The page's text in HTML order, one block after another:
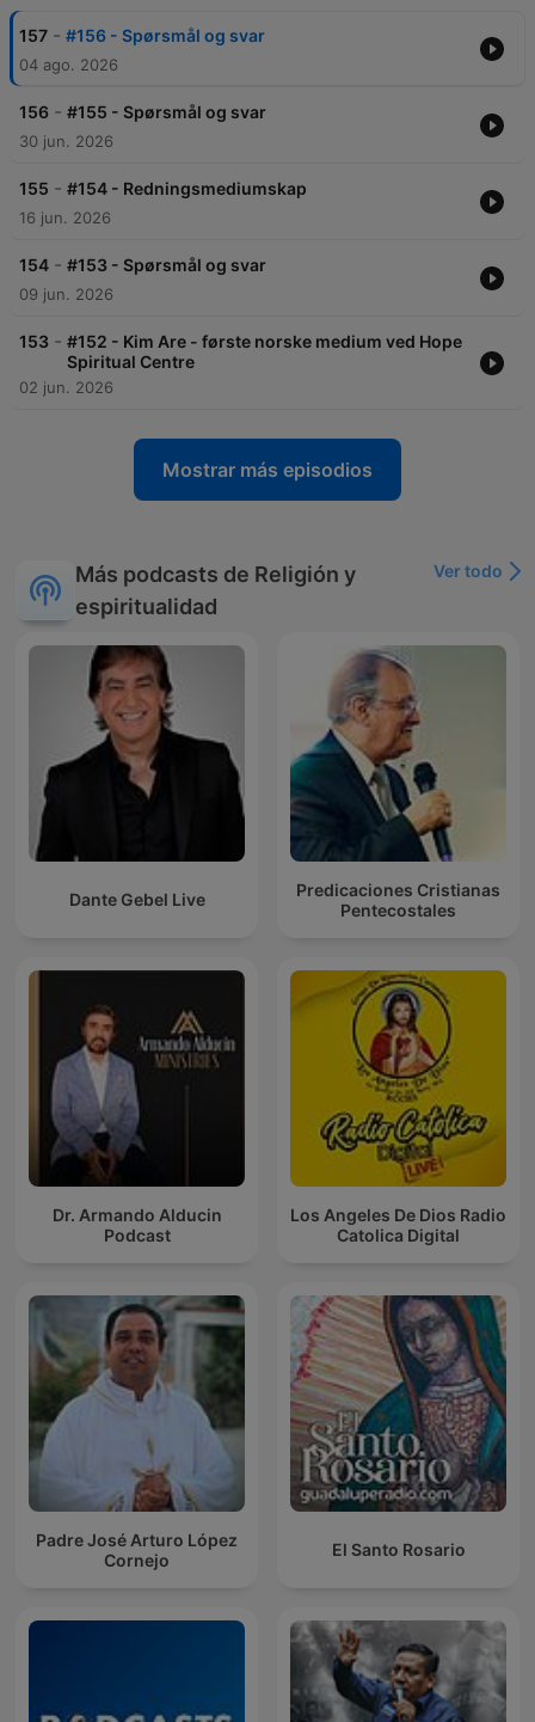
157 - #156 - Spørsmål og svar
04 ago. 2026
156 - #155 - Spørsmål og svar
30 jun. 2026
155 - #154 - Redningsmediumskap
16 jun. 2026
154 - #153 - Spørsmål og svar
09 jun. 2026
153 - #152 - Kim Are - første norske medium ved Hope
Spiritual Centre
02 jun. 2026
Mostrar más episodios
Más podcasts de Religión y
espiritualidad
Ver todo
Dante Gebel Live
Predicaciones Cristianas
Pentecostales
Dr. Armando Alducin
Podcast
Los Angeles De Dios Radio
Catolica Digital
Padre José Arturo López
Cornejo
El Santo Rosario